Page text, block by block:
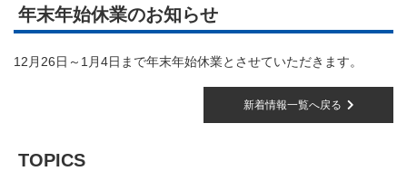
年末年始休業のお知らせ
12月26日～1月4日まで年末年始休業とさせていただきます。
新着情報一覧へ戻る
TOPICS